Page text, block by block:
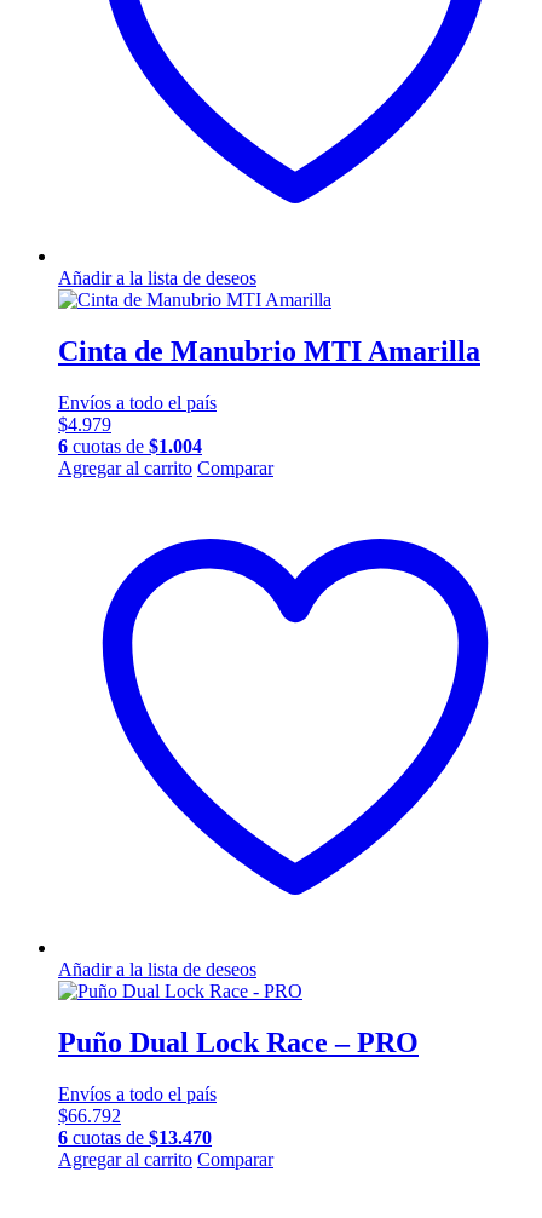
Añadir a la lista de deseos
Cinta de Manubrio MTI Amarilla
Envíos a todo el país
$4.979
6 cuotas de $1.004
Agregar al carrito Comparar
Añadir a la lista de deseos
Puño Dual Lock Race – PRO
Envíos a todo el país
$66.792
6 cuotas de $13.470
Agregar al carrito Comparar